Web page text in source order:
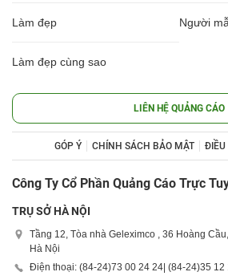
Làm đẹp Người
Làm đẹp cùng sao
LIÊN HỆ QUẢNG CÁO
GÓP Ý CHÍNH SÁCH BẢO MẬT ĐIỀU
Công Ty Cổ Phần Quảng Cáo Trực
TRỤ SỞ HÀ NỘI
Tầng 12, Tòa nhà Geleximco , 36 Hoàng
Hà Nội
Điện thoại: (84-24)73 00 24 24| (84-24)35 12